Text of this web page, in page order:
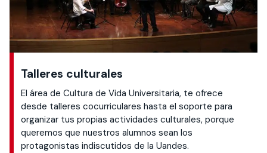
Talleres culturales
El área de Cultura de Vida Universitaria, te ofrece
desde talleres cocurriculares hasta el soporte para
organizar tus propias actividades culturales, porque
queremos que nuestros alumnos sean los
protagonistas indiscutidos de la Uandes.